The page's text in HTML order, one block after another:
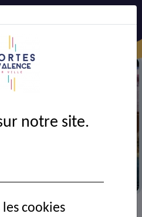
Ressources documentaires
notre site.
cookies